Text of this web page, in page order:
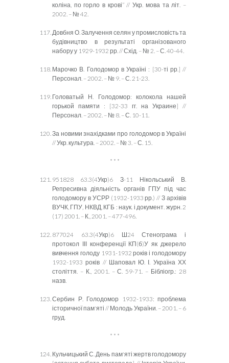
коліна, по горло в крові” // Укр. мова та літ. –
2002. – № 42.
Довбня О. Залучення селян у промисловість та
будівництво в результаті організованого
набору у 1929-1932 рр. // Схід. – № 2. – С. 40-44.
Марочко В. Голодомор в Україні : [30-ті рр.] //
Персонал. – 2002. – № 9. – С. 21-23.
Головатый Н. Голодомор: колокола нашей
горькой памяти : [32-33 гг. на Украине] //
Персонал. – 2002. – № 8. – С. 10-11.
За новими знахідками про голодомор в Україні
// Укр. культура. – 2002. – № 3. – С. 15.
* * *
951828 63.3(4Укр)6 З-11 Нікольський В.
Репресивна діяльність органів ГПУ під час
голодомору в УСРР (1932-1933 рр.) // З архівів
ВУЧК, ГПУ, НКВД, КГБ : наук. і документ. журн. 2
(17) 2001. – К., 2001. – 477-496.
877024 63.3(4Укр)6 Ш24 Стенограма і
протокол ІІІ конференції КП(б)У як джерело
вивчення голоду 1931-1932 років і голодомору
1932-1933 років // Шаповал Ю. І. Україна ХХ
століття. – К., 2001. – С. 59-71. – Бібліогр.: 28
назв.
Сербин Р. Голодомор 1932-1933: проблема
історичної пам'яті // Молодь України. – 2001. – 6
груд.
* * *
Кульчицький С. День пам'яті жертв голодомору